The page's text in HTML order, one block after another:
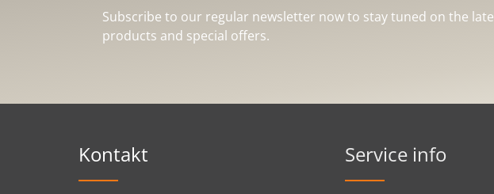
Subscribe to our regular newsletter now to stay tuned on the
products and special offers.
Kontakt Service info